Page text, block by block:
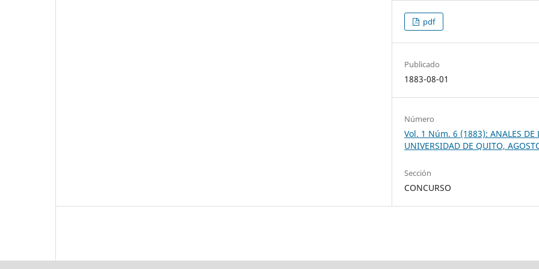
pdf
Publicado
1883-08-01
Número
Vol. 1 Núm. 6 (1883): ANALES DE
UNIVERSIDAD DE QUITO,
Sección
CONCURSO